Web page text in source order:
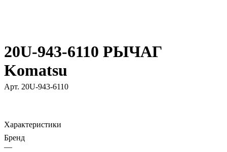
20U-943-6110 РЫЧАГ
Komatsu
Арт. 20U-943-6110
Характеристики
Бренд
—